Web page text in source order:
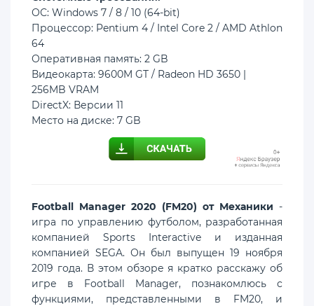
ОС: Windows 7 / 8 / 10 (64-bit)
Процессор: Pentium 4 / Intel Core 2 / AMD Athlon
64
Оперативная память: 2 GB
Видеокарта: 9600M GT / Radeon HD 3650 |
256MB VRAM
DirectX: Версии 11
Место на диске: 7 GB
Football Manager 2020 (FM20) от Механики -
игра по управлению футболом, разработанная
компанией Sports Interactive и изданная
компанией SEGA. Он был выпущен 19 ноября
2019 года. В этом обзоре я кратко расскажу об
игре в Football Manager, познакомлюсь с
функциями, представленными в FM20, и